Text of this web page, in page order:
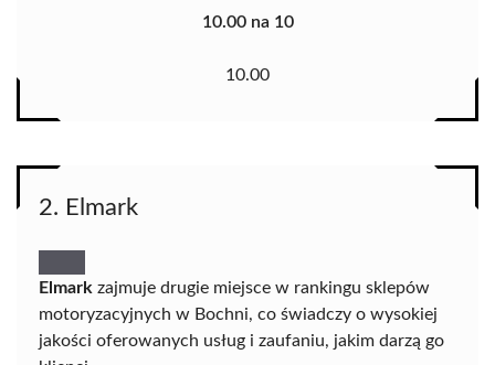
10.00 na 10
10.00
2. Elmark
Elmark zajmuje drugie miejsce w rankingu sklepów
motoryzacyjnych w Bochni, co świadczy o wysokiej
jakości oferowanych usług i zaufaniu, jakim darzą go